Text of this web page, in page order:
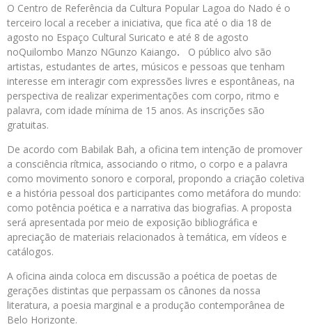
O Centro de Referência da Cultura Popular Lagoa do Nado é o
terceiro local a receber a iniciativa, que fica até o dia 18 de
agosto no Espaço Cultural Suricato e até 8 de agosto
noQuilombo Manzo NGunzo Kaiango.
O público alvo são
artistas, estudantes de artes, músicos e pessoas que tenham
interesse em interagir com expressões livres e espontâneas, na
perspectiva de realizar experimentações com corpo, ritmo e
palavra, com idade mínima de 15 anos. As inscrições são
gratuitas.
De acordo com Babilak Bah, a oficina tem intenção de promover
a consciência rítmica, associando o ritmo, o corpo e a palavra
como movimento sonoro e corporal, propondo a criação coletiva
e a história pessoal dos participantes como metáfora do mundo:
como potência poética e a narrativa das biografias. A proposta
será apresentada por meio de exposição bibliográfica e
apreciação de materiais relacionados à temática, em vídeos e
catálogos.
A oficina ainda coloca em discussão a poética de poetas de
gerações distintas que perpassam os cânones da nossa
literatura, a poesia marginal e a produção contemporânea de
Belo Horizonte.